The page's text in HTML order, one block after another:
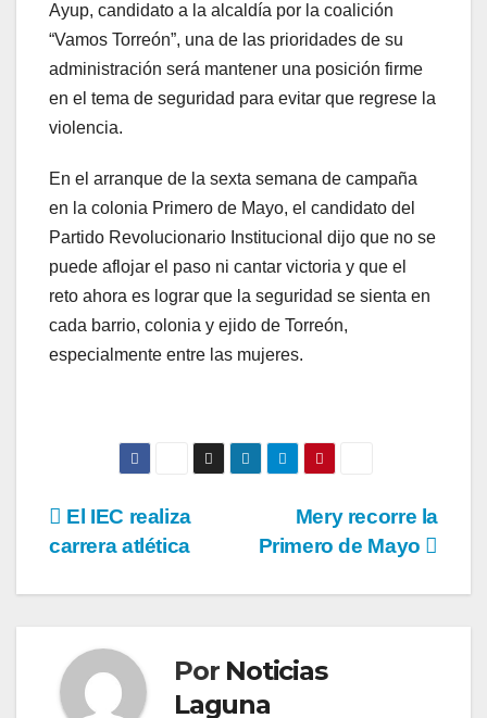
Ayup, candidato a la alcaldía por la coalición
“Vamos Torreón”, una de las prioridades de su
administración será mantener una posición firme
en el tema de seguridad para evitar que regrese la
violencia.
En el arranque de la sexta semana de campaña
en la colonia Primero de Mayo, el candidato del
Partido Revolucionario Institucional dijo que no se
puede aflojar el paso ni cantar victoria y que el
reto ahora es lograr que la seguridad se sienta en
cada barrio, colonia y ejido de Torreón,
especialmente entre las mujeres.
Navegación
Mery recorre la
Primero de Mayo
El IEC realiza
carrera atlética
Por Noticias
Laguna